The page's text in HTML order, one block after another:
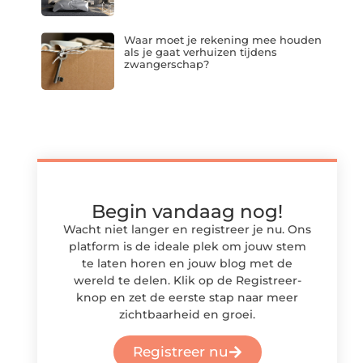
Waar moet je rekening mee houden
als je gaat verhuizen tijdens
zwangerschap?
Begin vandaag nog!
Wacht niet langer en registreer je nu. Ons
platform is de ideale plek om jouw stem
te laten horen en jouw blog met de
wereld te delen. Klik op de Registreer-
knop en zet de eerste stap naar meer
zichtbaarheid en groei.
Registreer nu